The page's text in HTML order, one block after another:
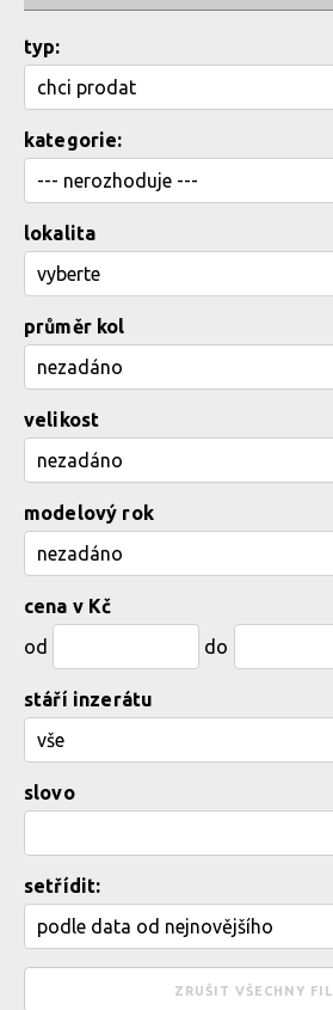
typ:
kategorie:
lokalita
průměr kol
velikost
modelový rok
cena v Kč
od
do
stáří inzerátu
slovo
setřídit: